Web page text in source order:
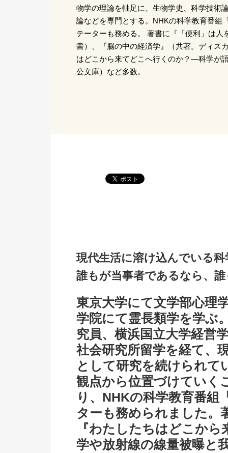
物学の理論を軸足に、生物学史、科学技術
論などを専門とする。NHKの科学教育番組
テーターも務める。 著書に『「便利」は人
書）、『脳の中の経済学』（共著。ディス
はどこから来てどこへ行くのか？―科学が
公文庫）など多数。
現代生活に溶け込んでいる科
誰もが当事者であるなら、
東京大学にて文学部心理
学院にて霊長類学を学ぶ
究員、横浜国立大学経営
社会研究所留学を経て、
として研究を続けられて
観点から位置づけていく
り、NHKの科学教育番組
ターも務められました。
『わたしたちはどこか
学や放射線の線量被曝と